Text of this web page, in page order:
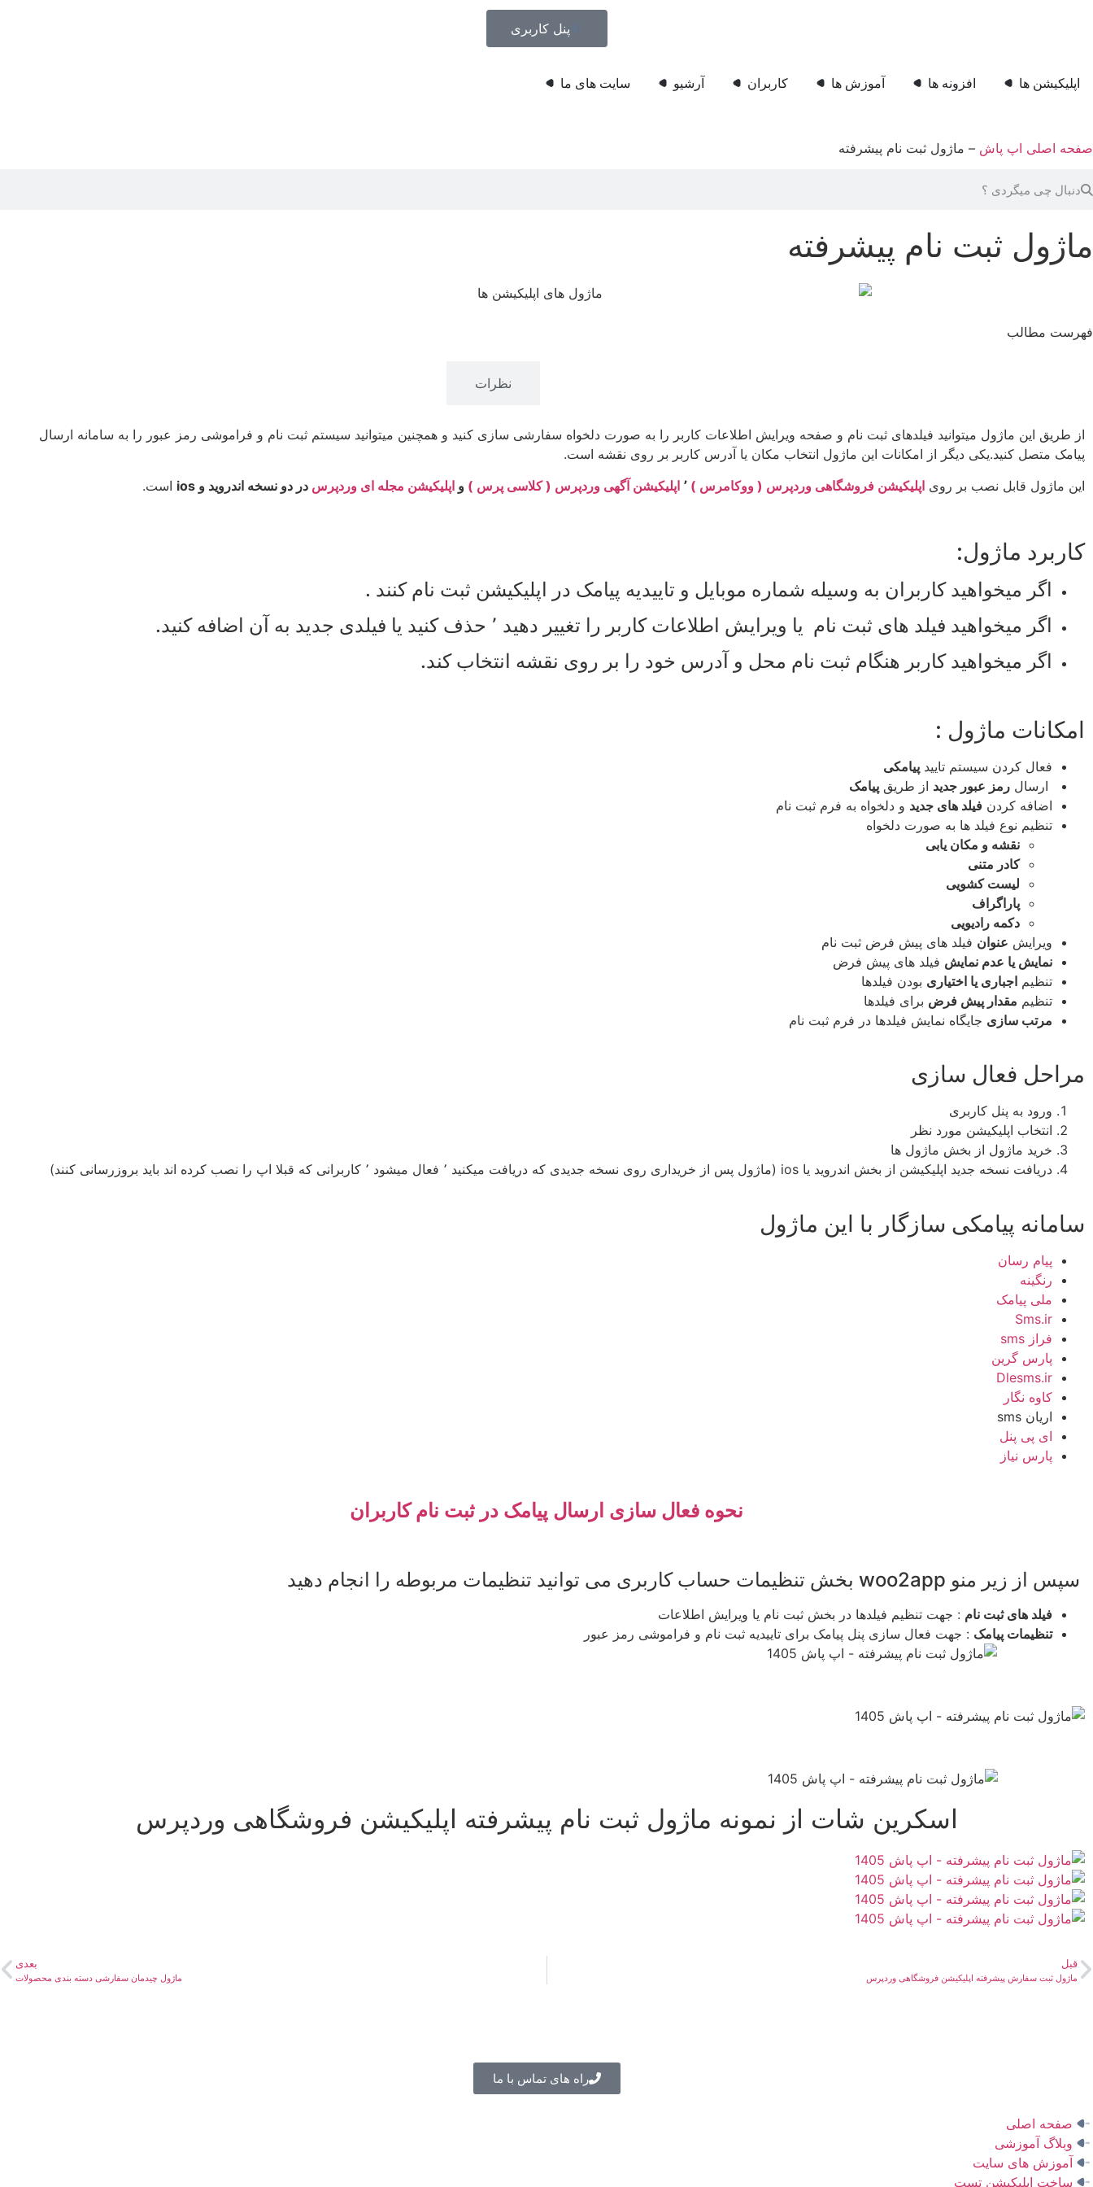
پنل کاربری
اپلیکیشن ها افزونه ها آموزش ها کاربران آرشیو سایت های ما
صفحه اصلی اپ پاش – ماژول ثبت نام پیشرفته
ماژول ثبت نام پیشرفته
فهرست مطالب
نظرات
از طریق این ماژول میتوانید فیلدهای ثبت نام و صفحه ویرایش اطلاعات کاربر را به صورت دلخواه سفارشی سازی کنید و همچنین میتوانید سیستم ثبت نام و فراموشی رمز عبور را به سامانه ارسال
پیامک متصل کنید.یکی دیگر از امکانات این ماژول انتخاب مکان یا آدرس کاربر بر روی نقشه است.
این ماژول قابل نصب بر روی اپلیکیشن فروشگاهی وردپرس ( ووکامرس ) اپلیکیشن آگهی وردپرس ( کلاسی پرس ) و اپلیکیشن مجله ای وردپرس در دو نسخه اندروید و ios است.
کاربرد ماژول:
اگر میخواهید کاربران به وسیله شماره موبایل و تاییدیه پیامک در اپلیکیشن ثبت نام کنند .
اگر میخواهید فیلد های ثبت نام یا ویرایش اطلاعات کاربر را تغییر دهید ٬ حذف کنید یا فیلدی جدید به آن اضافه کنید.
اگر میخواهید کاربر هنگام ثبت نام محل و آدرس خود را بر روی نقشه انتخاب کند.
امکانات ماژول :
فعال کردن سیستم تایید پیامکی
ارسال رمز عبور جدید از طریق پیامک
اضافه کردن فیلد های جدید و دلخواه به فرم ثبت نام
تنظیم نوع فیلد ها به صورت دلخواه
نقشه و مکان یابی
کادر متنی
لیست کشویی
پاراگراف
دکمه رادیویی
ویرایش عنوان فیلد های پیش فرض ثبت نام
نمایش یا عدم نمایش فیلد های پیش فرض
تنظیم اجباری یا اختیاری بودن فیلدها
تنظیم مقدار پیش فرض برای فیلدها
مرتب سازی جایگاه نمایش فیلدها در فرم ثبت نام
مراحل فعال سازی
ورود به پنل کاربری
انتخاب اپلیکیشن مورد نظر
خرید ماژول از بخش ماژول ها
دریافت نسخه جدید اپلیکیشن از بخش اندروید یا ios (ماژول پس از خریداری روی نسخه جدیدی که دریافت میکنید ٬ فعال میشود ٬ کاربرانی که قبلا اپ را نصب کرده اند باید بروزرسانی کنند)
سامانه پیامکی سازگار با این ماژول
پیام رسان
رنگینه
ملی پیامک
Sms.ir
فراز sms
پارس گرین
Dlesms.ir
کاوه نگار
اریان sms
ای پی پنل
پارس نیاز
نحوه فعال سازی ارسال پیامک در ثبت نام کاربران
سپس از زیر منو woo2app بخش تنظیمات حساب کاربری می توانید تنظیمات مربوطه را انجام دهید
فیلد های ثبت نام : جهت تنظیم فیلدها در بخش ثبت نام یا ویرایش اطلاعات
تنظیمات پیامک : جهت فعال سازی پنل پیامک برای تاییدیه ثبت نام و فراموشی رمز عبور
اسکرین شات از نمونه ماژول ثبت نام پیشرفته اپلیکیشن فروشگاهی وردپرس
قبل
ماژول ثبت سفارش پیشرفته اپلیکیشن فروشگاهی وردپرس
بعدی
ماژول چیدمان سفارشی دسته بندی محصولات
راه های تماس با ما
صفحه اصلی
وبلاگ آموزشی
آموزش های سایت
ساخت اپلیکیشن تست